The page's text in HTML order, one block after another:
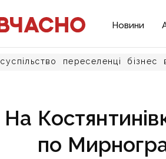
Новини
суспільство переселенці бізнес
На
по